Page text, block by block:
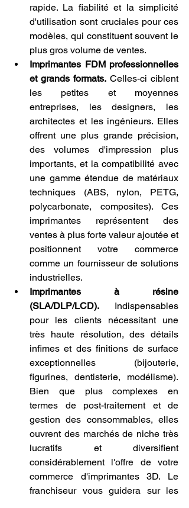
rapide. La fiabilité et la simplicité
d'utilisation sont cruciales pour ces
modèles, qui constituent souvent le
plus gros volume de ventes.
Imprimantes FDM professionnelles
et grands formats. Celles-ci ciblent
les petites et moyennes
entreprises, les designers, les
architectes et les ingénieurs. Elles
offrent une plus grande précision,
des volumes d'impression plus
importants, et la compatibilité avec
une gamme étendue de matériaux
techniques (ABS, nylon, PETG,
polycarbonate, composites). Ces
imprimantes représentent des
ventes à plus forte valeur ajoutée et
positionnent votre commerce
comme un fournisseur de solutions
industrielles.
Imprimantes à résine
(SLA/DLP/LCD). Indispensables
pour les clients nécessitant une
très haute résolution, des détails
infimes et des finitions de surface
exceptionnelles (bijouterie,
figurines, dentisterie, modélisme).
Bien que plus complexes en
termes de post-traitement et de
gestion des consommables, elles
ouvrent des marchés de niche très
lucratifs et diversifient
considérablement l'offre de votre
commerce d'imprimantes 3D. Le
franchiseur vous guidera sur les